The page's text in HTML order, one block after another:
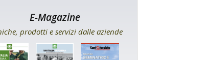
E-Magazine
prodotti e servizi dalle aziende